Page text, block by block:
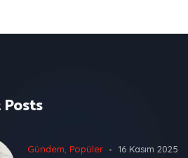
Gündem, Popüler 16 Kasım 2025